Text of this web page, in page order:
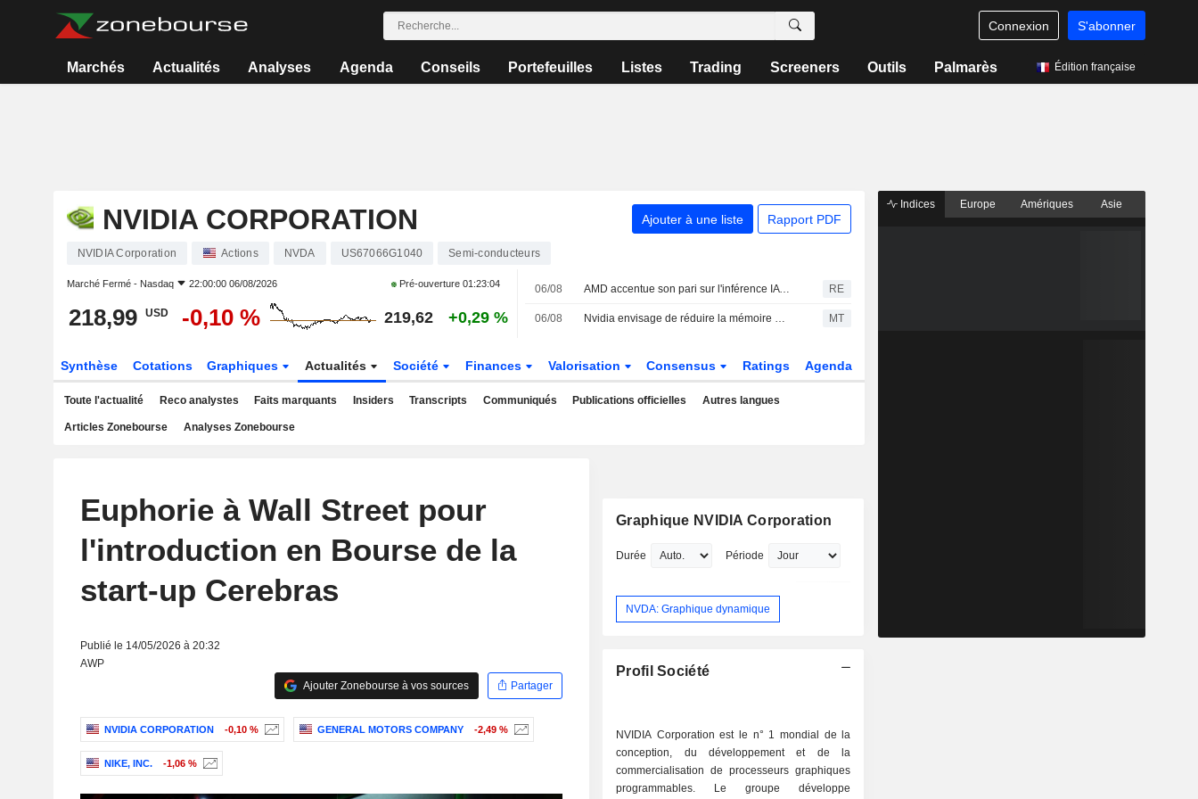
Connexion S'abonner
Marchés Actualités Analyses Agenda Conseils Portefeuilles Listes Trading Screeners Outils Palmarès Édition française
NVIDIA CORPORATION Ajouter à une liste Rapport PDF
NVIDIA Corporation Actions NVDA US67066G1040 Semi-conducteurs
Marché Fermé - Nasdaq 22:00:00 06/08/2026 Pré-ouverture01:23:04
218,99 USD -0,10 % 219,62 +0,29 %
06/08 AMD accentue son pari sur l'inférence IA avec le rachat de Taalas face à une concurrence accrue RE
06/08 Nvidia envisage de réduire la mémoire de sa puce Rubin Ultra MT
Synthèse Cotations Graphiques Actualités Société Finances Valorisation Consensus Ratings Agenda
Toute l'actualité Reco analystes Faits marquants Insiders Transcripts Communiqués Publications officielles Autres langues
Articles Zonebourse Analyses Zonebourse
Euphorie à Wall Street pour
l'introduction en Bourse de la
start-up Cerebras
Publié le 14/05/2026 à 20:32
AWP
Ajouter Zonebourse à vos sources
Partager
NVIDIA CORPORATION -0,10 % GENERAL MOTORS COMPANY -2,49 %
NIKE, INC. -1,06 %
Graphique NVIDIA Corporation
Durée Période
NVDA: Graphique dynamique
Profil Société
NVIDIA Corporation est le n° 1 mondial de la
conception, du développement et de la
commercialisation de processeurs graphiques
programmables. Le groupe développe
Indices Europe Amériques Asie